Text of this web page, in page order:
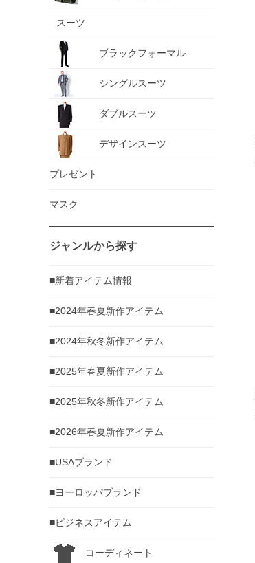
スーツ
ブラックフォーマル
シングルスーツ
ダブルスーツ
デザインスーツ
プレゼント
マスク
ジャンルから探す
■新着アイテム情報
■2024年春夏新作アイテム
■2024年秋冬新作アイテム
■2025年春夏新作アイテム
■2025年秋冬新作アイテム
■2026年春夏新作アイテム
■USAブランド
■ヨーロッパブランド
■ビジネスアイテム
コーディネート